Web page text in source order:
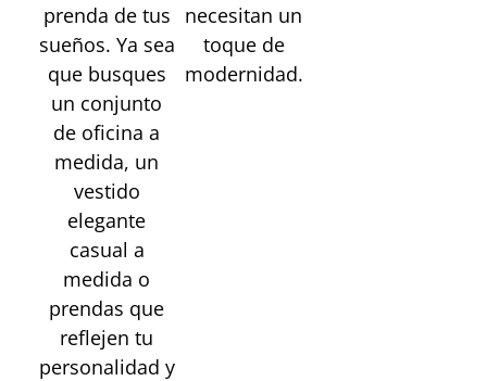
prenda de tus
sueños. Ya sea
que busques
un conjunto
de oficina a
medida, un
vestido
elegante
casual a
medida o
prendas que
reflejen tu
personalidad y
necesitan un
toque de
modernidad.